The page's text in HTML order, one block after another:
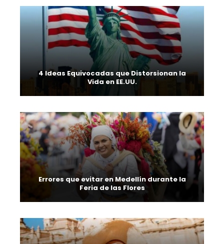
4 Ideas Equivocadas que Distorsionan la
Vida en EE.UU.
Errores que evitar en Medellín durante la
Feria de las Flores